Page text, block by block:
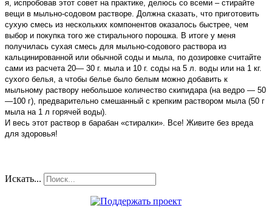
я, испробовав этот совет на практике, делюсь со всеми – стирайте
вещи в мыльно-содовом растворе . Должна сказать, что приготовить
сухую смесь из нескольких компонентов оказалось быстрее, чем
выбор и покупка того же стирального порошка. В итоге у меня
получилась сухая смесь для мыльно-содового раствора из
кальцинированной или обычной соды и мыла, по дозировке считайте
сами из расчета 20— 30 г. мыла и 10 г. соды на 5 л. воды или на 1 кг.
сухого белья, а чтобы белье было белым можно добавить к
мыльному раствору небольшое количество скипидара (на ведро — 50
—100 г), предварительно смешанный с крепким раствором мыла (50 г
мыла на 1 л горячей воды).
И весь этот раствор в барабан «стиралки». Все! Живите без вреда
для здоровья!
Искать...